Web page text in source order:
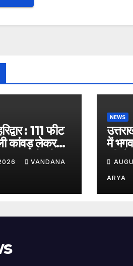
: 111 फीट
कांवड़ लेकर
आस्था
!!
VANDANA
NEWS
में
ARYA